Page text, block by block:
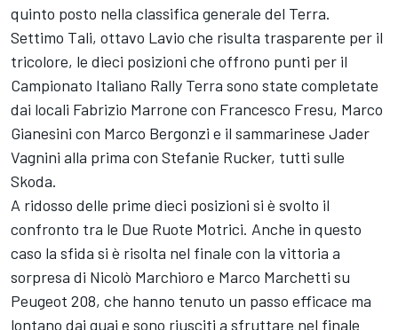
quinto posto nella classifica generale del Terra.
Settimo Tali, ottavo Lavio che risulta trasparente per il
tricolore, le dieci posizioni che offrono punti per il
Campionato Italiano Rally Terra sono state completate
dai locali Fabrizio Marrone con Francesco Fresu, Marco
Gianesini con Marco Bergonzi e il sammarinese Jader
Vagnini alla prima con Stefanie Rucker, tutti sulle
Skoda.
A ridosso delle prime dieci posizioni si è svolto il
confronto tra le Due Ruote Motrici. Anche in questo
caso la sfida si è risolta nel finale con la vittoria a
sorpresa di Nicolò Marchioro e Marco Marchetti su
Peugeot 208, che hanno tenuto un passo efficace ma
lontano dai guai e sono riusciti a sfruttare nel finale